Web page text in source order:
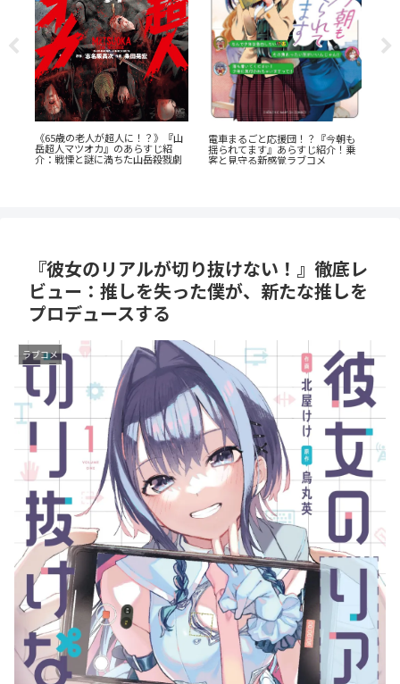
『幼児A』5歳の殺人犯、その瞳の
奥に潜む闇とは？ 衝撃作を徹底解
剖 『たまらないのは恋なのか』徹底
解説：王道の「ヤンキー×優等
『彼女のリアルが切り抜けない！』徹底レ
ビュー：推しを失った僕が、新たな推しを
プロデュースする
ラブコメ